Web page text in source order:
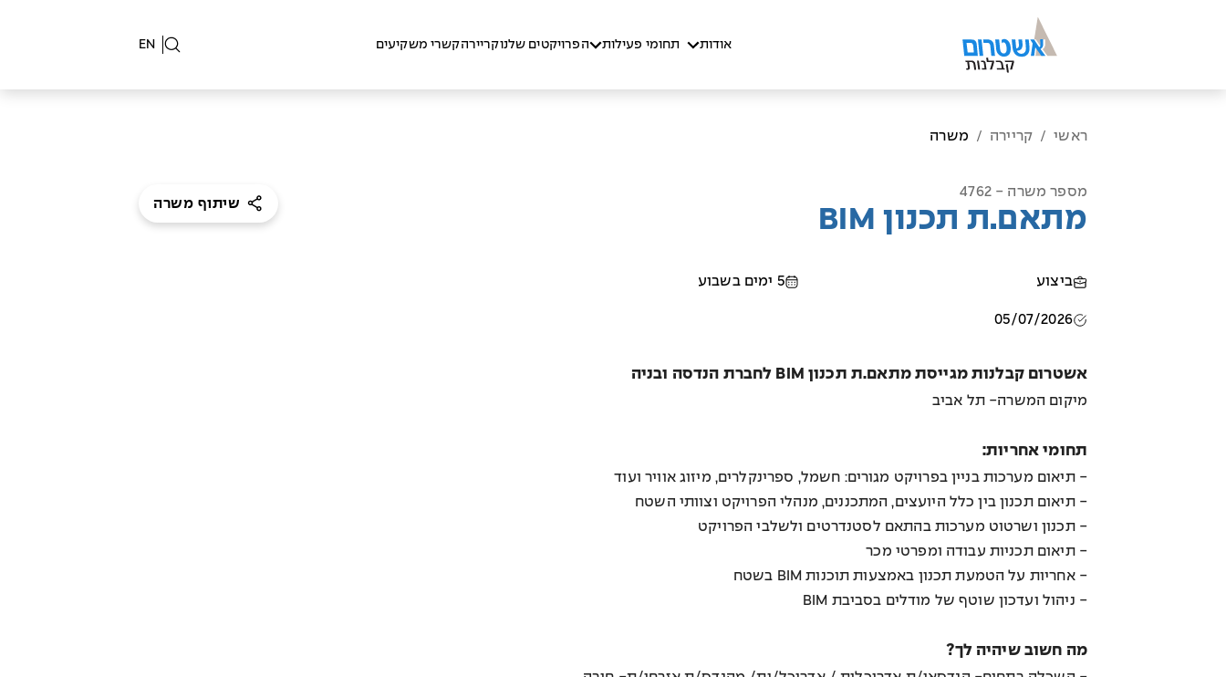
אודות תחומי פעילות הפרויקטים שלנוקריירהקשרי משקיעים EN
ראשי / קריירה / משרה
מספר משרה - 4762
מתאם.ת תכנון BIM
שיתוף משרה
ביצוע 5 ימים בשבוע
05/07/2026
אשטרום קבלנות מגייסת מתאם.ת תכנון BIM לחברת הנדסה ובניה
מיקום המשרה- תל אביב
תחומי אחריות:
- תיאום מערכות בניין בפרויקט מגורים: חשמל, ספרינקלרים, מיזוג אוויר ועוד
- תיאום תכנון בין כלל היועצים, המתכננים, מנהלי הפרויקט וצוותי השטח
- תכנון ושרטוט מערכות בהתאם לסטנדרטים ולשלבי הפרויקט
- תיאום תכניות עבודה ומפרטי מכר
- אחריות על הטמעת תכנון באמצעות תוכנות BIM בשטח
- ניהול ועדכון שוטף של מודלים בסביבת BIM
מה חשוב שיהיה לך?